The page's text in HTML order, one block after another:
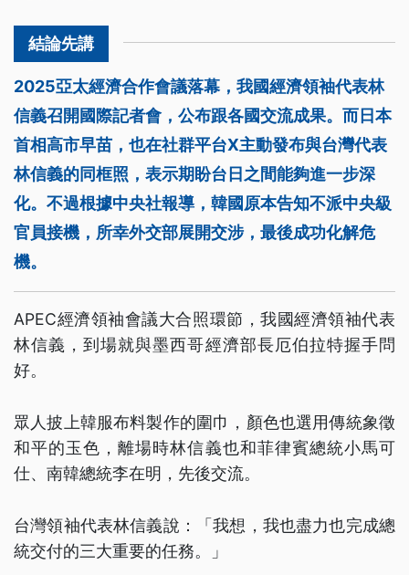
2025亞太經濟合作會議落幕，我國經濟領袖代表林
信義召開國際記者會，公布跟各國交流成果。而日本
首相高市早苗，也在社群平台X主動發布與台灣代表
林信義的同框照，表示期盼台日之間能夠進一步深
化。不過根據中央社報導，韓國原本告知不派中央級
官員接機，所幸外交部展開交涉，最後成功化解危
機。
APEC經濟領袖會議大合照環節，我國經濟領袖代表
林信義，到場就與墨西哥經濟部長厄伯拉特握手問
好。
眾人披上韓服布料製作的圍巾，顏色也選用傳統象徵
和平的玉色，離場時林信義也和菲律賓總統小馬可
仕、南韓總統李在明，先後交流。
台灣領袖代表林信義說：「我想，我也盡力也完成總
統交付的三大重要的任務。」